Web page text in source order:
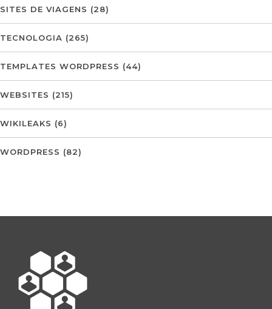
SITES DE VIAGENS (28)
TECNOLOGIA (265)
TEMPLATES WORDPRESS (44)
WEBSITES (215)
WIKILEAKS (6)
WORDPRESS (82)